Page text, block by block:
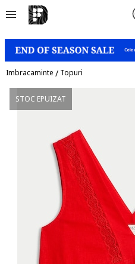
Imbracaminte / Topuri
STOC EPUIZAT